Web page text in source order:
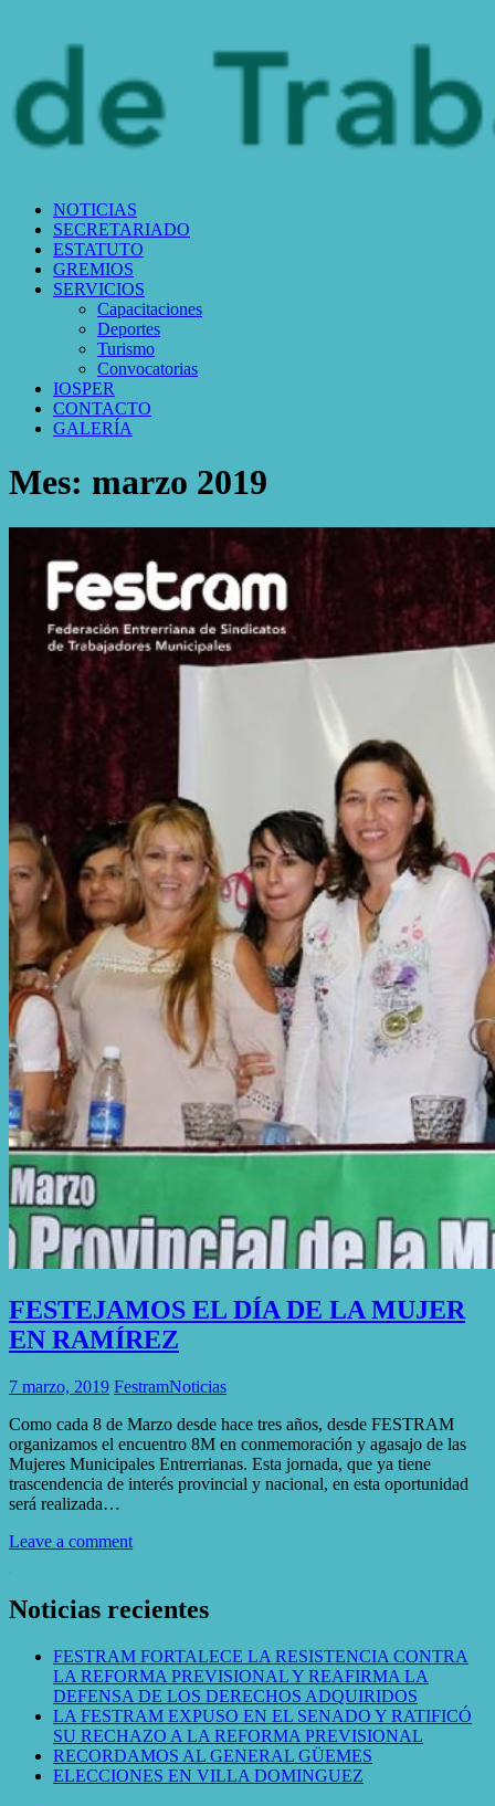
NOTICIAS
SECRETARIADO
ESTATUTO
GREMIOS
SERVICIOS
Capacitaciones
Deportes
Turismo
Convocatorias
IOSPER
CONTACTO
GALERÍA
Mes: marzo 2019
FESTEJAMOS EL DÍA DE LA MUJER
EN RAMÍREZ
7 marzo, 2019 FestramNoticias
Como cada 8 de Marzo desde hace tres años, desde FESTRAM
organizamos el encuentro 8M en conmemoración y agasajo de las
Mujeres Municipales Entrerrianas. Esta jornada, que ya tiene
trascendencia de interés provincial y nacional, en esta oportunidad
será realizada…
Leave a comment
Noticias recientes
FESTRAM FORTALECE LA RESISTENCIA CONTRA
LA REFORMA PREVISIONAL Y REAFIRMA LA
DEFENSA DE LOS DERECHOS ADQUIRIDOS
LA FESTRAM EXPUSO EN EL SENADO Y RATIFICÓ
SU RECHAZO A LA REFORMA PREVISIONAL
RECORDAMOS AL GENERAL GÜEMES
ELECCIONES EN VILLA DOMINGUEZ